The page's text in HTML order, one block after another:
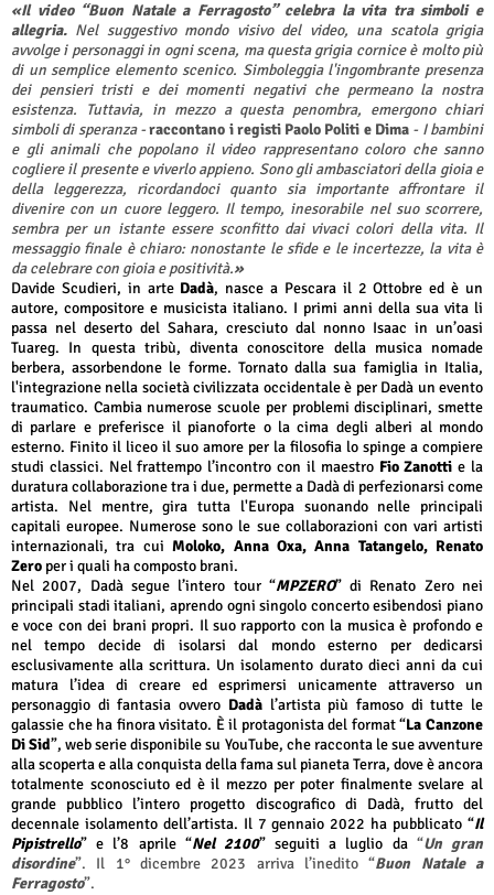
«Il video “Buon Natale a Ferragosto” celebra la vita tra simboli e
allegria. Nel suggestivo mondo visivo del video, una scatola grigia
avvolge i personaggi in ogni scena, ma questa grigia cornice è molto più
di un semplice elemento scenico. Simboleggia l'ingombrante presenza
dei pensieri tristi e dei momenti negativi che permeano la nostra
esistenza. Tuttavia, in mezzo a questa penombra, emergono chiari
simboli di speranza -raccontano i registi Paolo Politi e Dima - I bambini
e gli animali che popolano il video rappresentano coloro che sanno
cogliere il presente e viverlo appieno. Sono gli ambasciatori della gioia e
della leggerezza, ricordandoci quanto sia importante affrontare il
divenire con un cuore leggero. Il tempo, inesorabile nel suo scorrere,
sembra per un istante essere sconfitto dai vivaci colori della vita. Il
messaggio finale è chiaro: nonostante le sfide e le incertezze, la vita è
da celebrare con gioia e positività.»
Davide Scudieri, in arte Dadà, nasce a Pescara il 2 Ottobre ed è un
autore, compositore e musicista italiano. I primi anni della sua vita li
passa nel deserto del Sahara, cresciuto dal nonno Isaac in un’oasi
Tuareg. In questa tribù, diventa conoscitore della musica nomade
berbera, assorbendone le forme. Tornato dalla sua famiglia in Italia,
l'integrazione nella società civilizzata occidentale è per Dadà un evento
traumatico. Cambia numerose scuole per problemi disciplinari, smette
di parlare e preferisce il pianoforte o la cima degli alberi al mondo
esterno. Finito il liceo il suo amore per la filosofia lo spinge a compiere
studi classici. Nel frattempo l’incontro con il maestro Fio Zanottie la
duratura collaborazione tra i due, permette a Dadà di perfezionarsi come
artista. Nel mentre, gira tutta l'Europa suonando nelle principali
capitali europee. Numerose sono le sue collaborazioni con vari artisti
internazionali, tra cuiMoloko, Anna Oxa, Anna Tatangelo, Renato
Zero per i quali ha composto brani.
Nel 2007, Dadà segue l’intero tour “MPZERO” di Renato Zero nei
principali stadi italiani, aprendo ogni singolo concerto esibendosi piano
e voce con dei brani propri. Il suo rapporto con la musica è profondo e
nel tempo decide di isolarsi dal mondo esterno per dedicarsi
esclusivamente alla scrittura. Un isolamento durato dieci anni da cui
matura l’idea di creare ed esprimersi unicamente attraverso un
personaggio di fantasia ovvero Dadà l’artista più famoso di tutte le
galassie che ha finora visitato. È il protagonista del format “La Canzone
Di Sid”, web serie disponibile su YouTube, che racconta le sue avventure
alla scoperta e alla conquista della fama sul pianeta Terra, dove è ancora
totalmente sconosciuto ed è il mezzo per poter finalmente svelare al
grande pubblico l’intero progetto discografico di Dadà, frutto del
decennale isolamento dell’artista. Il 7 gennaio 2022 ha pubblicato “Il
Pipistrello” e l’8 aprile “Nel 2100” seguiti a luglio da “Un gran
disordine”. Il 1° dicembre 2023 arriva l’inedito “Buon Natale a
Ferragosto”.